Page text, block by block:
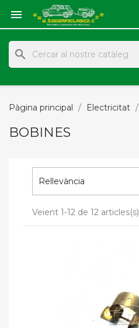

search
Pàgina principal Electricitat
BOBINES
Rellevància
Veient 1-12 de 12 articles(s)